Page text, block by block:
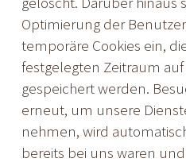
Optimierung der
temporäre Cookies ein,
festgelegten Zeitraum
gespeichert werden.
erneut, um unsere
nehmen, wird
bereits bei uns waren